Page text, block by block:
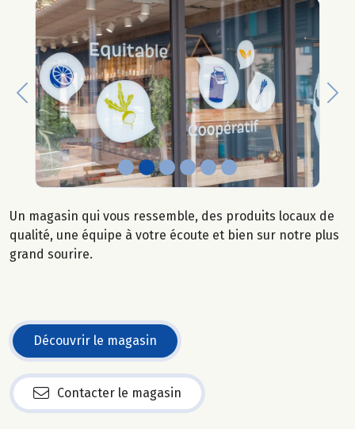
Previous
Un magasin qui vous ressemble, des produits locaux de
qualité, une équipe à votre écoute et bien sur notre plus
grand sourire.
Découvrir le magasin
Contacter le magasin